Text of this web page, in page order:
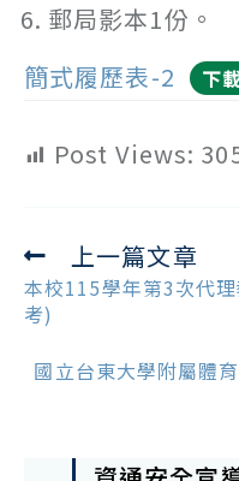
郵局影本1份。
簡式履歷表-2
下
Post Views:
Read
more
articles
上一篇文章
本校115學年第3次代
考)
國立台東大學附屬體